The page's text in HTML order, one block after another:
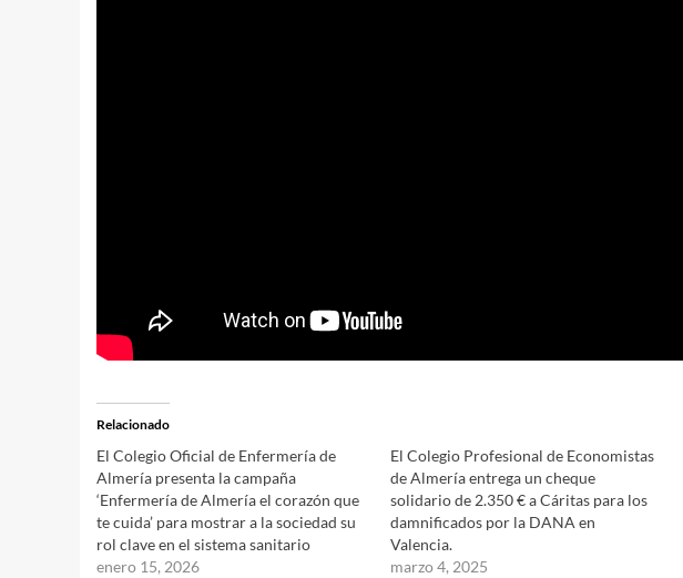
Relacionado
El Colegio Oficial de Enfermería de
Almería presenta la campaña
‘Enfermería de Almería el corazón que
te cuida’ para mostrar a la sociedad su
rol clave en el sistema sanitario
enero 15, 2026
El Colegio Profesional de Economistas
de Almería entrega un cheque
solidario de 2.350 € a Cáritas para los
damnificados por la DANA en
Valencia.
marzo 4, 2025